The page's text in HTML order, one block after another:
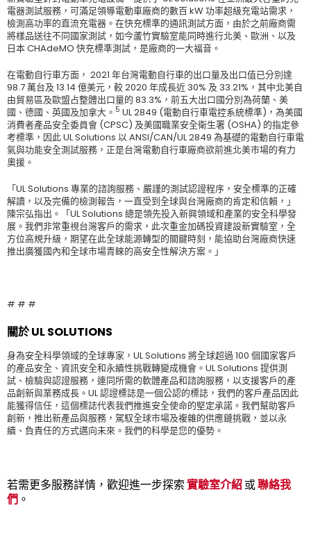
電器測試服務，可滿足領導電動車廠商的數百 kW 功率超級充電站需求，
檢測高功率的直流充電器。在快充標準的通訊測試方面，由於之前廠商需
將樣品送往不同國家測試，如今蘆竹實驗室能同時進行北美、歐洲、以及
日本 CHAdeMO 快充標準測試，是廠商的一大福音。
在電動自行車方面， 2021 年台灣電動自行車的出口量及出口值已分別達
98.7 萬台及 13.14 億美元，較 2020 年成長近 30% 及 33.21%，其中北美自
由貿易區及歐盟占整體出口量的 83.3%，前五大出口國分別為荷蘭、美
國、德國、英國及加拿大。 5 UL 2849 (電動自行車電控系統標準)，為美國
消費者產品安全委員會 (CPSC) 及美國職業安全衛生署 (OSHA) 的指定參
考標準，因此 UL Solutions 以 ANSI/CAN/UL 2849 為基礎的電動自行車電
氣與功能安全測試服務，正是台灣電動自行車廠商欲前進北美市場的有力
奧援。
「UL Solutions 專業的諮詢服務、嚴謹的測試認證程序，安全標準的正確
解讀，以及完備的檢測報告，一直受到全球與台灣廠商的肯定和信賴，」
陳宗弘指出。「UL Solutions 總是領先投入新興領域和產業的安全科學發
展。我們非常重視台灣客戶的需求，此次重金加碼投資建設新實驗室，全
方位高規升級，期望在此全球能源轉型的關鍵時刻，能協助台灣廠商快速
推出廣獲國內和全球市場青睞的高安全性解決方案。」
# # #
關於UL SOLUTIONS
身為安全科學領域的全球專家，UL Solutions 將全球超過 100 個國家客戶
的產品安全、資訊安全和永續性挑戰轉變成機會。UL Solutions 提供測
試、檢驗與認證服務，連同所需的軟體產品和諮詢服務，以支援客戶的產
品創新與業務成長。UL 認證標誌是一個公認的標誌，我們的客戶產品因此
能獲得信任，這個標誌代表我們推進安全使命的堅定承諾。我們幫助客戶
創新，推出新產品與服務，駕馭全球市場及複雜的供應鏈挑戰，並以永
續、負責任的方式邁向未來。我們的科學是您的優勢。
若需更多服務詳情，歡迎進一步探索實驗室介紹或聯絡我
們 。